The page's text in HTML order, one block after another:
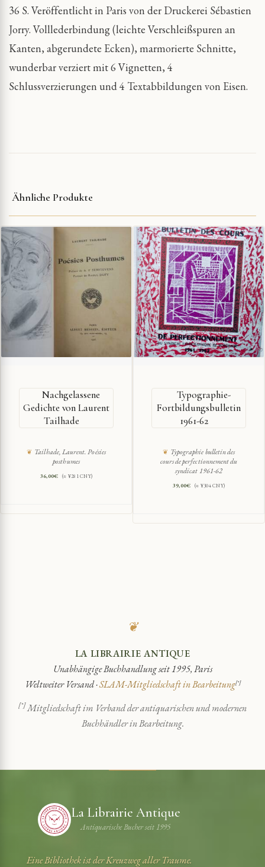
36 S. Veröffentlicht in Paris von der Druckerei Sébastien
Jorry. Volllederbindung (leichte Verschleißspuren an
Kanten, abgerundete Ecken), marmorierte Schnitte,
wunderbar verziert mit 6 Vignetten, 4
Schlussverzierungen und 4 Textabbildungen von Eisen.
Ähnliche Produkte
Nachgelassene
Gedichte von Laurent
Tailhade
Tailhade, Laurent. Poésies
posthumes
36,00€ (≈ ¥281 CNY)
Typographie-
Fortbildungsbulletin
1961-62
Typographie bulletin des
cours de perfectionnement du
syndicat 1961-62
39,00€ (≈ ¥304 CNY)
❦
LA LIBRAIRIE ANTIQUE
Unabhängige Buchhandlung seit 1995, Paris
Weltweiter Versand ·SLAM-Mitgliedschaft in Bearbeitung[*]
[*]Mitgliedschaft im Verband der antiquarischen und modernen
Buchhändler in Bearbeitung.
La Librairie Antique
Antiquarische Bucher seit 1995
Eine Bibliothek ist der Kreuzweg aller Traume.